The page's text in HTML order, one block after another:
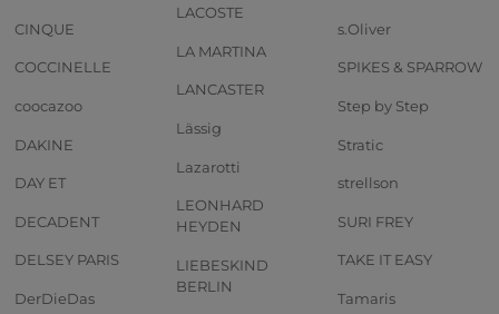
CINQUE
COCCINELLE
coocazoo
DAKINE
DAY ET
DECADENT
DELSEY PARIS
DerDieDas
LACOSTE
LA MARTINA
LANCASTER
Lässig
Lazarotti
LEONHARD
HEYDEN
LIEBESKIND
BERLIN
s.Oliver
SPIKES & SPARROW
Step by Step
Stratic
strellson
SURI FREY
TAKE IT EASY
Tamaris